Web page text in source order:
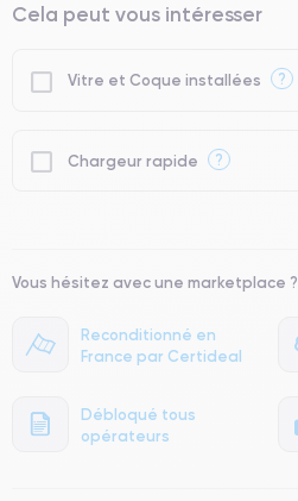
Reconditionné en
France par Certideal
Débloqué tous
opérateurs
Cela peut vous intéresser
Vitre et Coque installées ?
Chargeur rapide ?
Vous hésitez avec une marketplace ?